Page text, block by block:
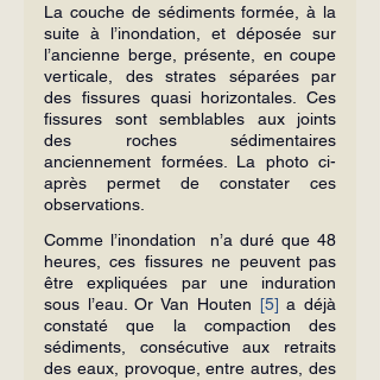
La couche de sédiments formée, à la
suite à l’inondation, et déposée sur
l’ancienne berge, présente, en coupe
verticale, des strates séparées par
des fissures quasi horizontales. Ces
fissures sont semblables aux joints
des roches sédimentaires
anciennement formées. La photo ci-
après permet de constater ces
observations.
Comme l’inondation  n’a duré que 48
heures, ces fissures ne peuvent pas
être expliquées par une induration
sous l’eau. Or Van Houten [5] a déjà
constaté que la compaction des
sédiments, consécutive aux retraits
des eaux, provoque, entre autres, des